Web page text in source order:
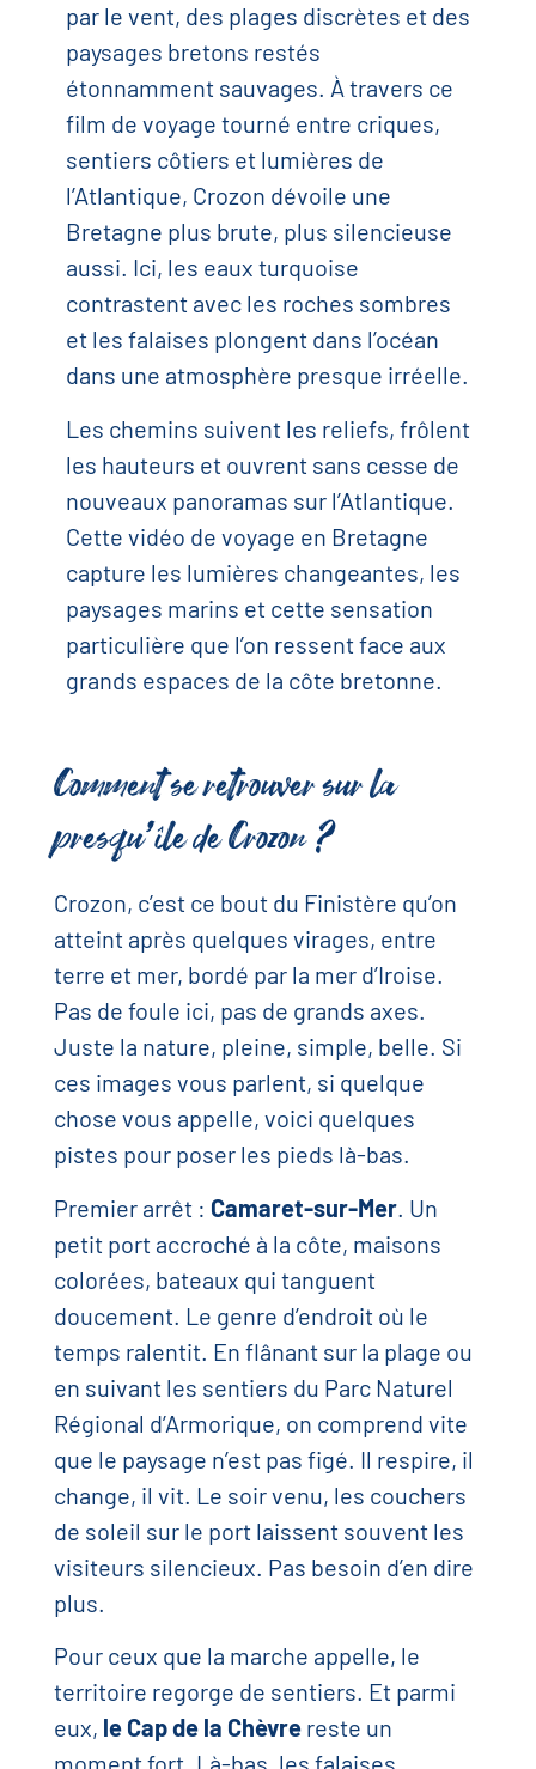
par le vent, des plages discrètes et des
paysages bretons restés
étonnamment sauvages. À travers ce
film de voyage tourné entre criques,
sentiers côtiers et lumières de
l’Atlantique, Crozon dévoile une
Bretagne plus brute, plus silencieuse
aussi. Ici, les eaux turquoise
contrastent avec les roches sombres
et les falaises plongent dans l’océan
dans une atmosphère presque irréelle.
Les chemins suivent les reliefs, frôlent
les hauteurs et ouvrent sans cesse de
nouveaux panoramas sur l’Atlantique.
Cette vidéo de voyage en Bretagne
capture les lumières changeantes, les
paysages marins et cette sensation
particulière que l’on ressent face aux
grands espaces de la côte bretonne.
Comment se retrouver sur la
presqu’île de Crozon ?
Crozon, c’est ce bout du Finistère qu’on
atteint après quelques virages, entre
terre et mer, bordé par la mer d’Iroise.
Pas de foule ici, pas de grands axes.
Juste la nature, pleine, simple, belle. Si
ces images vous parlent, si quelque
chose vous appelle, voici quelques
pistes pour poser les pieds là-bas.
Premier arrêt : Camaret-sur-Mer . Un
petit port accroché à la côte, maisons
colorées, bateaux qui tanguent
doucement. Le genre d’endroit où le
temps ralentit. En flânant sur la plage ou
en suivant les sentiers du Parc Naturel
Régional d’Armorique, on comprend vite
que le paysage n’est pas figé. Il respire, il
change, il vit. Le soir venu, les couchers
de soleil sur le port laissent souvent les
visiteurs silencieux. Pas besoin d’en dire
plus.
Pour ceux que la marche appelle, le
territoire regorge de sentiers. Et parmi
eux, le Cap de la Chèvre reste un
moment fort. Là-bas, les falaises